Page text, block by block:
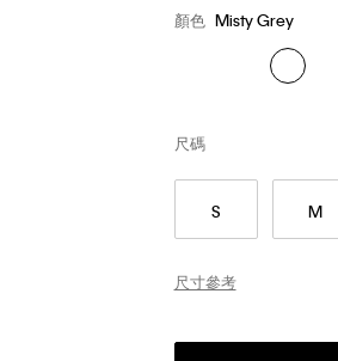
顏色 Misty Grey
S M
尺碼
尺寸參考